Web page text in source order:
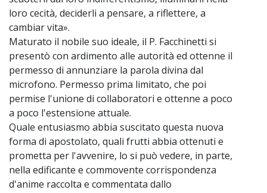
loro cecità, deciderli a pensare, a riflettere, a
cambiar vita».
Maturato il nobile suo ideale, il P. Facchinetti si
presentò con ardimento alle autorità ed ottenne il
permesso di annunziare la parola divina dal
microfono. Permesso prima limitato, che poi
permise l'unione di collaboratori e ottenne a poco
a poco l'estensione attuale.
Quale entusiasmo abbia suscitato questa nuova
forma di apostolato, quali frutti abbia ottenuti e
prometta per l'avvenire, lo si può vedere, in parte,
nella edificante e commovente corrispondenza
d'anime raccolta e commentata dallo